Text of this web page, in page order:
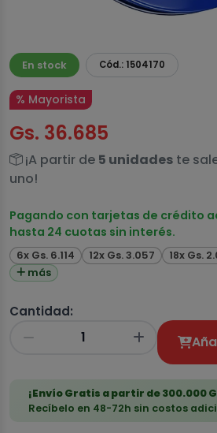
En stock Cód.: 1504170
% Mayorista
Gs. 36.685
¡A partir de 5 unidades te
uno!
Pagando con tarjetas de crédito
hasta 24 cuotas sin interés.
6x Gs. 6.114 12x Gs. 3.057 18x Gs.
más
Cantidad:
¡Envío Gratis a partir de 300.000
Recíbelo en 48-72h sin costos